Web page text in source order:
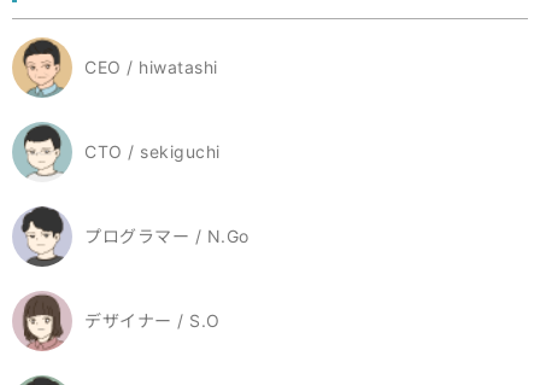
CEO / hiwatashi
CTO / sekiguchi
プログラマー / N.Go
デザイナー / S.O